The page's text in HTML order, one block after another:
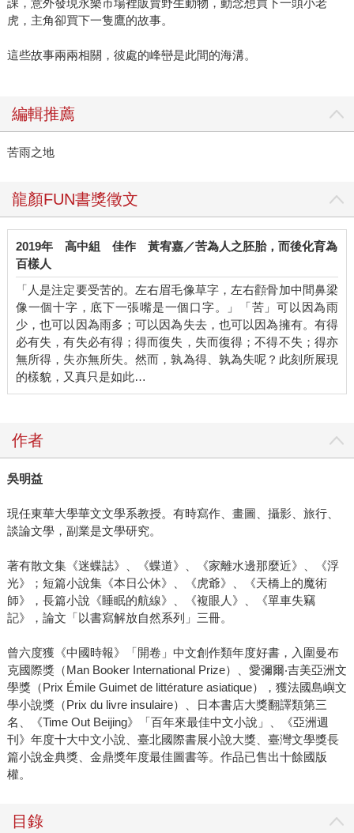
課，意外發現永樂市場裡販賣野生動物，動念想買下一頭小老
虎，主角卻買下一隻鷹的故事。
這些故事兩兩相關，彼處的峰巒是此間的海溝。
編輯推薦
苦雨之地
龍顏FUN書獎徵文
2019年 高中組 佳作 黃宥嘉／苦為人之胚胎，而後化育為
百樣人
「人是注定要受苦的。左右眉毛像草字，左右顴骨加中間鼻梁
像一個十字，底下一張嘴是一個口字。」「苦」可以因為雨
少，也可以因為雨多；可以因為失去，也可以因為擁有。有得
必有失，有失必有得；得而復失，失而復得；不得不失；得亦
無所得，失亦無所失。然而，孰為得、孰為失呢？此刻所展現
的樣貌，又真只是如此…
作者
吳明益
現任東華大學華文文學系教授。有時寫作、畫圖、攝影、旅行、
談論文學，副業是文學研究。
著有散文集《迷蝶誌》、《蝶道》、《家離水邊那麼近》、《浮
光》；短篇小說集《本日公休》、《虎爺》、《天橋上的魔術
師》，長篇小說《睡眠的航線》、《複眼人》、《單車失竊
記》，論文「以書寫解放自然系列」三冊。
曾六度獲《中國時報》「開卷」中文創作類年度好書，入圍曼布
克國際獎（Man Booker International Prize）、愛彌爾‧吉美亞洲文
學獎（Prix Émile Guimet de littérature asiatique），獲法國島嶼文
學小說獎（Prix du livre insulaire）、日本書店大獎翻譯類第三
名、《Time Out Beijing》「百年來最佳中文小說」、《亞洲週
刊》年度十大中文小說、臺北國際書展小說大獎、臺灣文學獎長
篇小說金典獎、金鼎獎年度最佳圖書等。作品已售出十餘國版
權。
目錄